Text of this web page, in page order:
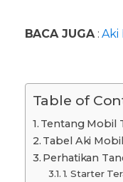
BACA JUGA:Aki
Table of
Tentang Mobil
Tabel Aki
Perhatikan
1. Starter